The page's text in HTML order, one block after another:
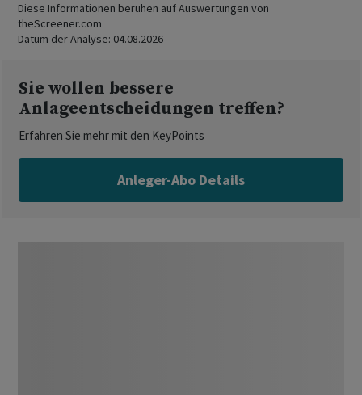
Diese Informationen beruhen auf Auswertungen von
theScreener.com
Datum der Analyse: 04.08.2026
Sie wollen bessere
Anlageentscheidungen treffen?
Erfahren Sie mehr mit den KeyPoints
Anleger-Abo Details